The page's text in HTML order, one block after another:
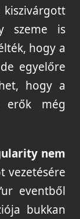
szeme is
hogy a
egyelőre
hogy a
még
nem
vezetésére
eventből
bukkan